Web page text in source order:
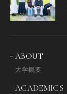
ABOUT
大学概要
ACADEMICS